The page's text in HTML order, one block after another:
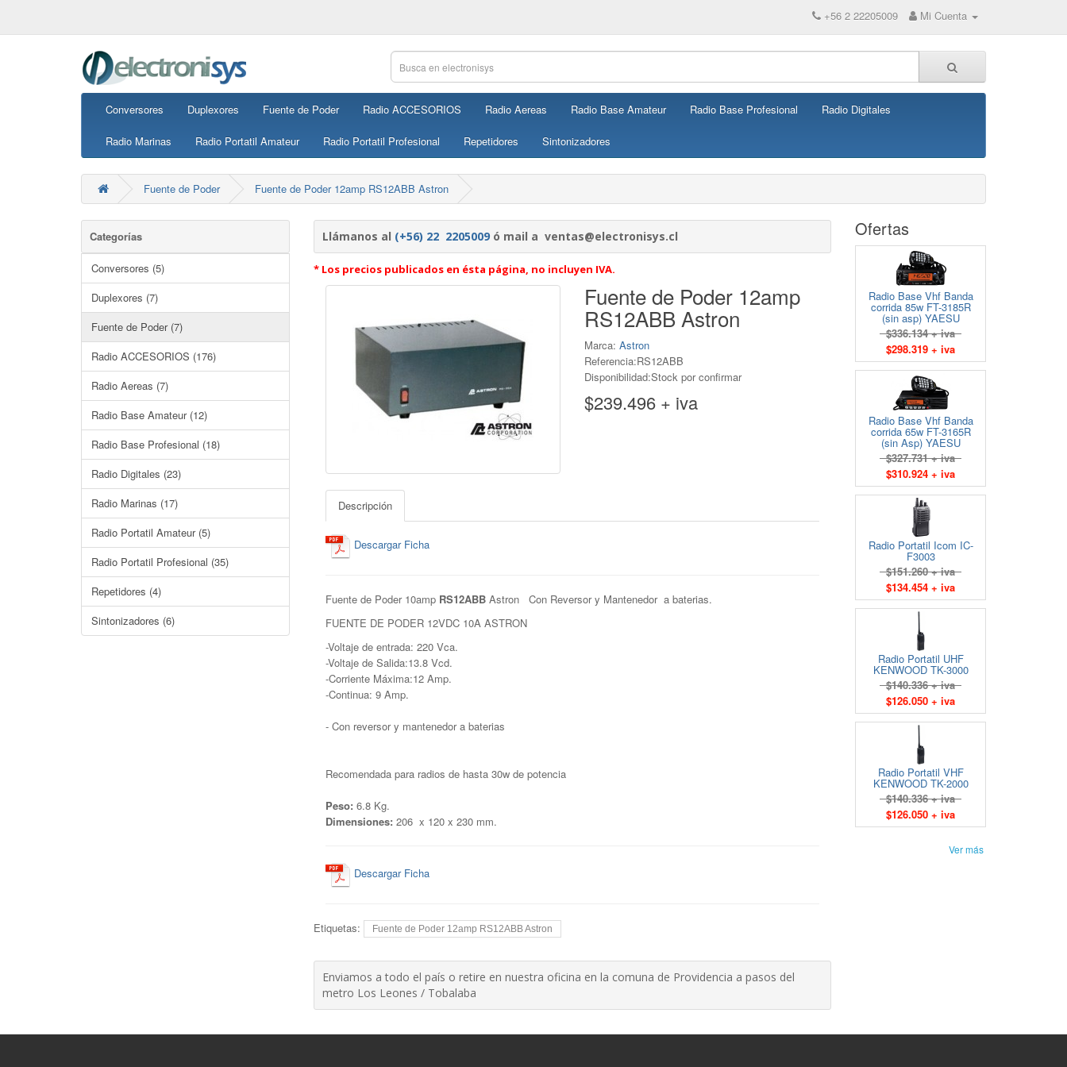
+56 2 22205009 Mi Cuenta
Conversores Duplexores Fuente de Poder Radio ACCESORIOS Radio Aereas Radio Base Amateur Radio Base Profesional Radio Digitales
Radio Marinas Radio Portatil Amateur Radio Portatil Profesional Repetidores Sintonizadores
Fuente de Poder Fuente de Poder 12amp RS12ABB Astron
Categorías
Conversores (5)
Duplexores (7)
Fuente de Poder (7)
Radio ACCESORIOS (176)
Radio Aereas (7)
Radio Base Amateur (12)
Radio Base Profesional (18)
Radio Digitales (23)
Radio Marinas (17)
Radio Portatil Amateur (5)
Radio Portatil Profesional (35)
Repetidores (4)
Sintonizadores (6)
Llámanos al (+56) 22 2205009ó mail a ventas@electronisys.cl
* Los precios publicados en ésta página, no incluyen IVA.
Fuente de Poder 12amp
RS12ABB Astron
Marca: Astron
Referencia:RS12ABB
Disponibilidad:Stock por confirmar
$239.496 + iva
Descripción
Descargar Ficha
Fuente de Poder 10amp RS12ABBAstron Con Reversor y Mantenedor a baterias.
FUENTE DE PODER 12VDC 10A ASTRON
-Voltaje de entrada: 220 Vca.
-Voltaje de Salida:13.8 Vcd.
-Corriente Máxima:12 Amp.
-Continua: 9 Amp.
- Con reversor y mantenedor a baterias
Recomendada para radios de hasta 30w de potencia
Peso: 6.8 Kg.
Dimensiones: 206 x 120 x 230 mm.
Descargar Ficha
Etiquetas: Fuente de Poder 12amp RS12ABB Astron
Enviamos a todo el país o retire en nuestra oficina en la comuna de Providencia a pasos del
metro Los Leones / Tobalaba
Ofertas
Radio Base Vhf Banda
corrida 85w FT-3185R
(sin asp) YAESU
$336.134 + iva
$298.319 + iva
Radio Base Vhf Banda
corrida 65w FT-3165R
(sin Asp) YAESU
$327.731 + iva
$310.924 + iva
Radio Portatil Icom IC-
F3003
$151.260 + iva
$134.454 + iva
Radio Portatil UHF
KENWOOD TK-3000
$140.336 + iva
$126.050 + iva
Radio Portatil VHF
KENWOOD TK-2000
$140.336 + iva
$126.050 + iva
Ver más